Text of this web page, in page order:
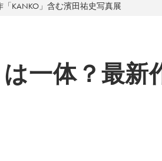
KANKO」含む濱田祐史写真展
一体？最新